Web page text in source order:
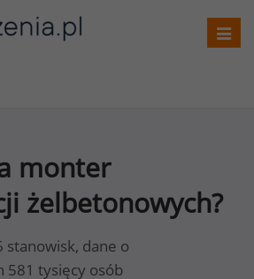
monter
żelbetonowych?
stanowisk, dane o
581 tysięcy osób